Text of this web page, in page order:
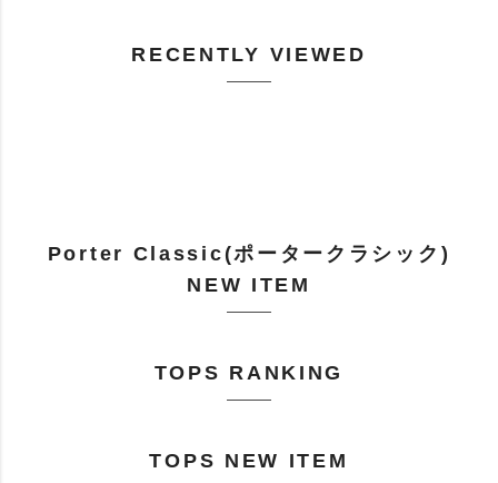
RECENTLY VIEWED
Porter Classic(ポータークラシック)
NEW ITEM
TOPS RANKING
TOPS NEW ITEM